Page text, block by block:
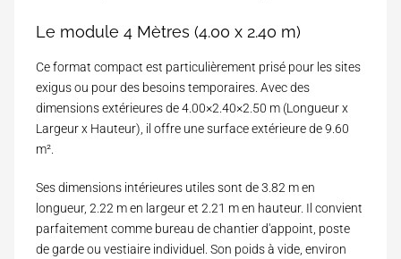
Le module 4 Mètres (4.00 x 2.40 m)
Ce format compact est particulièrement prisé pour les sites
exigus ou pour des besoins temporaires. Avec des
dimensions extérieures de 4.00×2.40×2.50 m (Longueur x
Largeur x Hauteur), il offre une surface extérieure de 9.60
m².
Ses dimensions intérieures utiles sont de 3.82 m en
longueur, 2.22 m en largeur et 2.21 m en hauteur. Il convient
parfaitement comme bureau de chantier d'appoint, poste
de garde ou vestiaire individuel. Son poids à vide, environ